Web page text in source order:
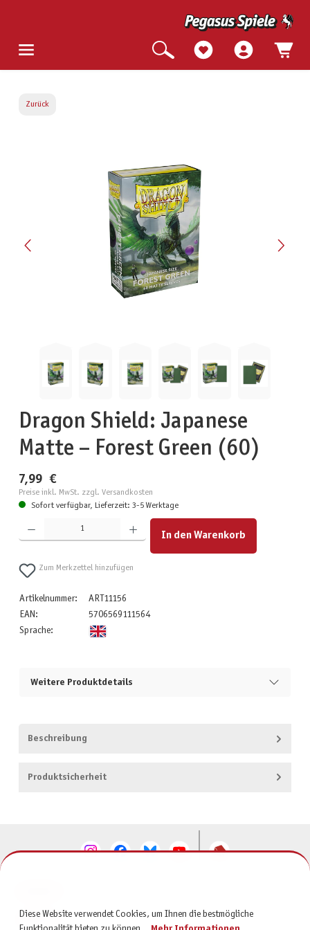
Zurück
Dragon Shield: Japanese
Matte – Forest Green (60)
7,99 €
Preise inkl. MwSt. zzgl. Versandkosten
Sofort verfügbar, Lieferzeit: 3-5 Werktage
Produkt Anzahl: Gib den gewünschten Wert ein oder benutze die Schaltflächen um die Anzahl zu
In den Warenkorb
Zum Merkzettel hinzufügen
Artikelnummer:
ART11156
EAN:
5706569111564
Sprache:
Weitere Produktdetails
Beschreibung
Produktsicherheit
SERVICE
Diese Website verwendet Cookies, um Ihnen die bestmögliche